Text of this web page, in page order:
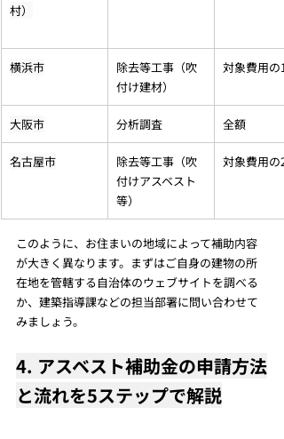
村）
横浜市
除去等工事（吹
付け建材）
対象費用の
大阪市 分析調査 全額
名古屋市
除去等工事（吹
付けアスベスト
等）
対象費用の
このように、お住まいの地域によって補助内容
が大きく異なります。まずはご自身の建物の所
在地を管轄する自治体のウェブサイトを調べる
か、建築指導課などの担当部署に問い合わせて
みましょう。
4. アスベスト補助金の申請方法
と流れを5ステップで解説